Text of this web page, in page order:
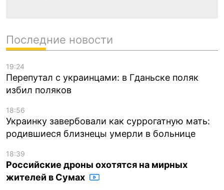
Последние новости
19:24
Перепутал с украинцами: в Гданьске поляк
избил поляков
18:56
Украинку завербовали как суррогатную мать:
родившиеся близнецы умерли в больнице
18:39
Российские дроны охотятся на мирных
жителей в Сумах